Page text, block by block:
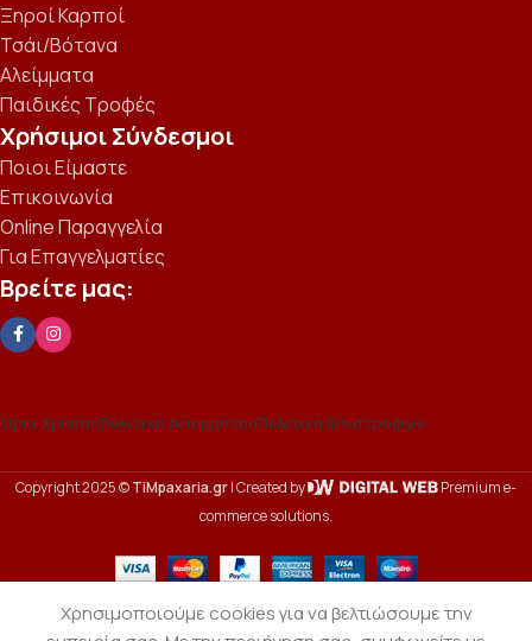
Ξηροί Καρποί
Τσάι/Βότανα
Αλείμματα
Παιδικές Τροφές
Χρήσιμοι Σύνδεσμοι
Ποιοι Είμαστε
Επικοινωνία
Online Παραγγελία
Για Επαγγελματίες
Βρείτε μας:
Όροι ΧρήσηςΠολιτική ΑπορρήτουΠολιτική Επιστροφών
Copyright 2025 ©TiMpaxaria.gr| Created by
Premium e-
commerce solutions.
Χρησιμοποιούμε cookies για να βελτιώσουμε την